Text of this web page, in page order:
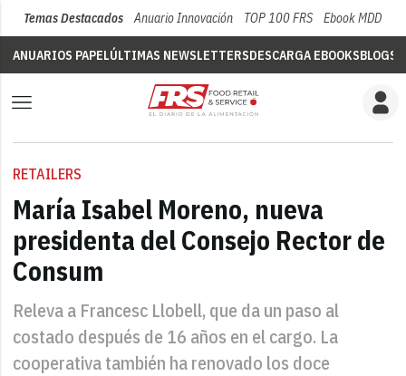
Temas Destacados Anuario Innovación TOP 100 FRS Ebook MDD
ANUARIOS PAPELÚLTIMAS NEWSLETTERSDESCARGA EBOOKSBLOGS
RETAILERS
María Isabel Moreno, nueva
presidenta del Consejo Rector de
Consum
Releva a Francesc Llobell, que da un paso al
costado después de 16 años en el cargo. La
cooperativa también ha renovado los doce